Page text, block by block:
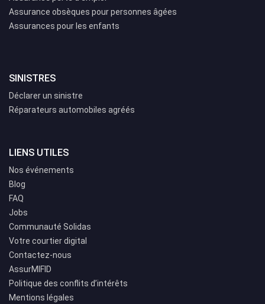
Assurance obsèques pour personnes âgées
Assurances pour les enfants
SINISTRES
Déclarer un sinistre
Réparateurs automobiles agréés
LIENS UTILES
Nos événements
Blog
FAQ
Jobs
Communauté Solidas
Votre courtier digital
Contactez-nous
AssurMIFID
Politique des conflits d’intérêts
Mentions légales